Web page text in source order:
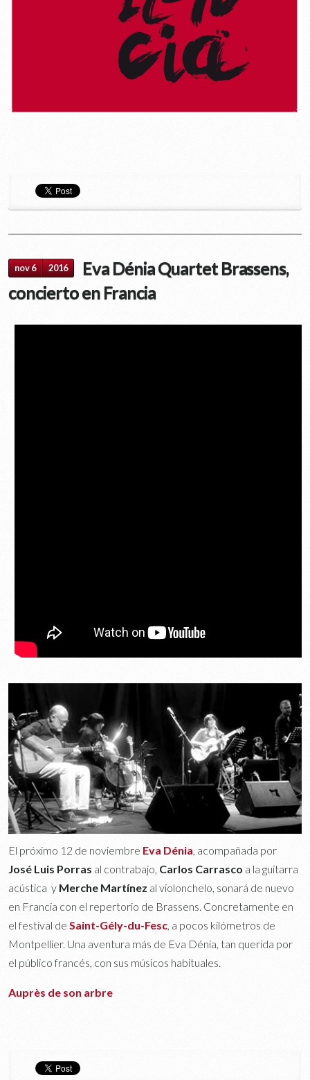
nov 6 2016
Eva Dénia Quartet Brassens,
concierto en Francia
El próximo 12 de noviembre Eva Dénia, acompañada por
José Luis Porras al contrabajo, Carlos Carrasco a la guitarra
acústica y Merche Martínez al violonchelo, sonará de nuevo
en Francia con el repertorio de Brassens. Concretamente en
el festival de Saint-Gély-du-Fesc, a pocos kilómetros de
Montpellier. Una aventura más de Eva Dénia, tan querida por
el público francés, con sus músicos habituales.
Auprès de son arbre